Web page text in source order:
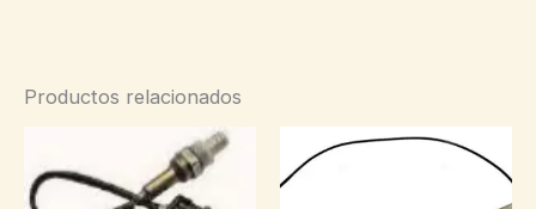
Productos relacionados